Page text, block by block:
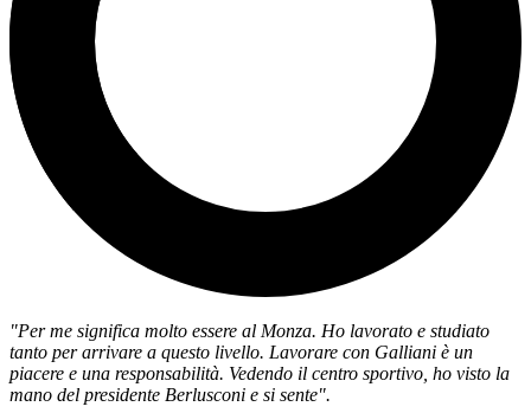
"Per me significa molto essere al Monza. Ho lavorato e studiato
tanto per arrivare a questo livello. Lavorare con Galliani è un
piacere e una responsabilità. Vedendo il centro sportivo, ho visto la
mano del presidente Berlusconi e si sente".